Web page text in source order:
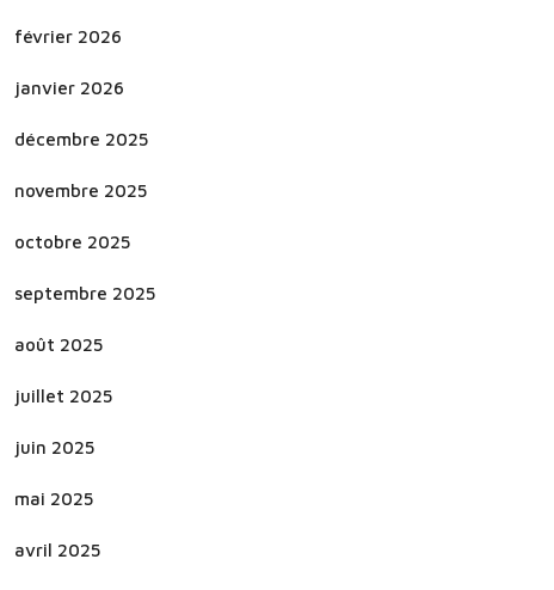
février 2026
janvier 2026
décembre 2025
novembre 2025
octobre 2025
septembre 2025
août 2025
juillet 2025
juin 2025
mai 2025
avril 2025